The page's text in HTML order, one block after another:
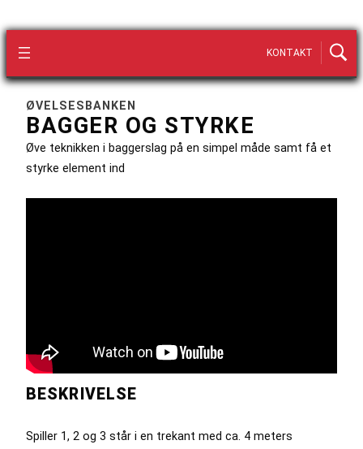
KONTAKT
ØVELSESBANKEN
BAGGER OG STYRKE
Øve teknikken i baggerslag på en simpel måde samt få et
styrke element ind
BESKRIVELSE
Spiller 1, 2 og 3 står i en trekant med ca. 4 meters